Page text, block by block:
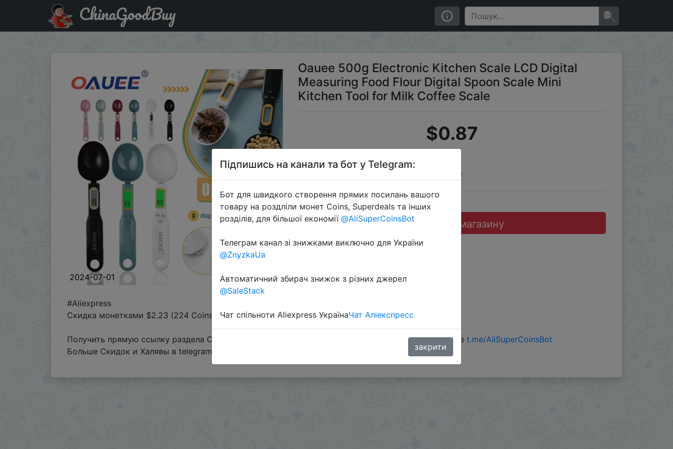
Купити на розпродажі Oauee 500g Electronic Kitchen Scale LCD Digital Measuring Food Flour Digital Spoon Scale Mini Kitchen Tool for Milk Coffee Scale
ChinaGoodBuy
2024-07-01
Oauee 500g Electronic Kitchen Scale LCD Digital
Measuring Food Flour Digital Spoon Scale Mini
Kitchen Tool for Milk Coffee Scale
$0.87
Sale
Перейти до магазину
#Aliexpress
Скидка монетками $2.23 (224 Coins) в приложении.
Получить прямую ссылку раздела Coins или SuperDeals на интересующий вас товар можно в боте t.me/AliSuperCoinsBot
Больше Скидок и Халявы в telegram
Підпишись на канали та бот у Telegram:
Бот для швидкого створення прямих посилань вашого
товару на роздліли монет Coins, Superdeals та інших
розділів, для більшої економії @AliSuperCoinsBot
Телеграм канал зі знижками виключно для України
@ZnyzkaUa
Автоматичний збирач знижок з різних джерел
@SaleStack
Чат спільноти Aliexpress УкраїнаЧат Аліекспресс
закрити